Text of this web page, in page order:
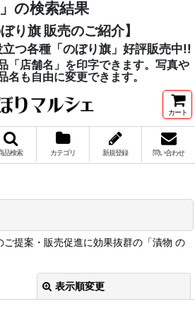
の検索結果
り旗 販売のご紹介】
つ各種「のぼり旗」好評販売中!!
「店舗名」を印字できます。写真や
名も自由に変更できます。
カート
品検索 カテゴリ 新規登録 問い合わせ
ご提案・販売促進に効果抜群の「漬物 の
表示順変更